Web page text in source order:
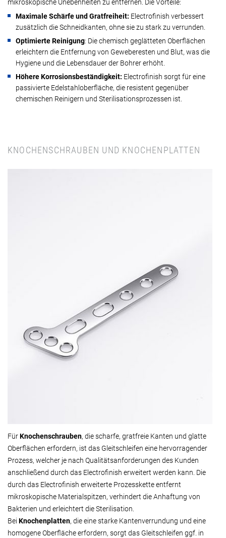
mikroskopische Unebenheiten zu entfernen. Die Vorteile:
Maximale Schärfe und Gratfreiheit: Electrofinish verbessert
zusätzlich die Schneidkanten, ohne sie zu stark zu verrunden.
Optimierte Reinigung: Die chemisch geglätteten Oberflächen
erleichtern die Entfernung von Geweberesten und Blut, was die
Hygiene und die Lebensdauer der Bohrer erhöht.
Höhere Korrosionsbeständigkeit: Electrofinish sorgt für eine
passivierte Edelstahloberfläche, die resistent gegenüber
chemischen Reinigern und Sterilisationsprozessen ist.
KNOCHENSCHRAUBEN UND KNOCHENPLATTEN
FürKnochenschrauben, die scharfe, gratfreie Kanten und glatte
Oberflächen erfordern, ist das Gleitschleifen eine hervorragender
Prozess, welcher je nach Qualitätsanforderungen des Kunden
anschließend durch das Electrofinish erweitert werden kann. Die
durch das Electrofinish erweiterte Prozesskette entfernt
mikroskopische Materialspitzen, verhindert die Anhaftung von
Bakterien und erleichtert die Sterilisation.
Bei Knochenplatten, die eine starke Kantenverrundung und eine
homogene Oberfläche erfordern, sorgt das Gleitschleifen ggf. in